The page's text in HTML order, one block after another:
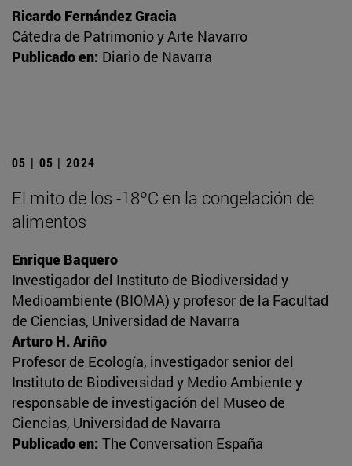
Ricardo Fernández Gracia
Cátedra de Patrimonio y Arte Navarro
Publicado en: Diario de Navarra
05 | 05 | 2024
El mito de los -18ºC en la congelación de
alimentos
Enrique Baquero
Investigador del Instituto de Biodiversidad y
Medioambiente (BIOMA) y profesor de la Facultad
de Ciencias, Universidad de Navarra
Arturo H. Ariño
Profesor de Ecología, investigador senior del
Instituto de Biodiversidad y Medio Ambiente y
responsable de investigación del Museo de
Ciencias, Universidad de Navarra
Publicado en: The Conversation España